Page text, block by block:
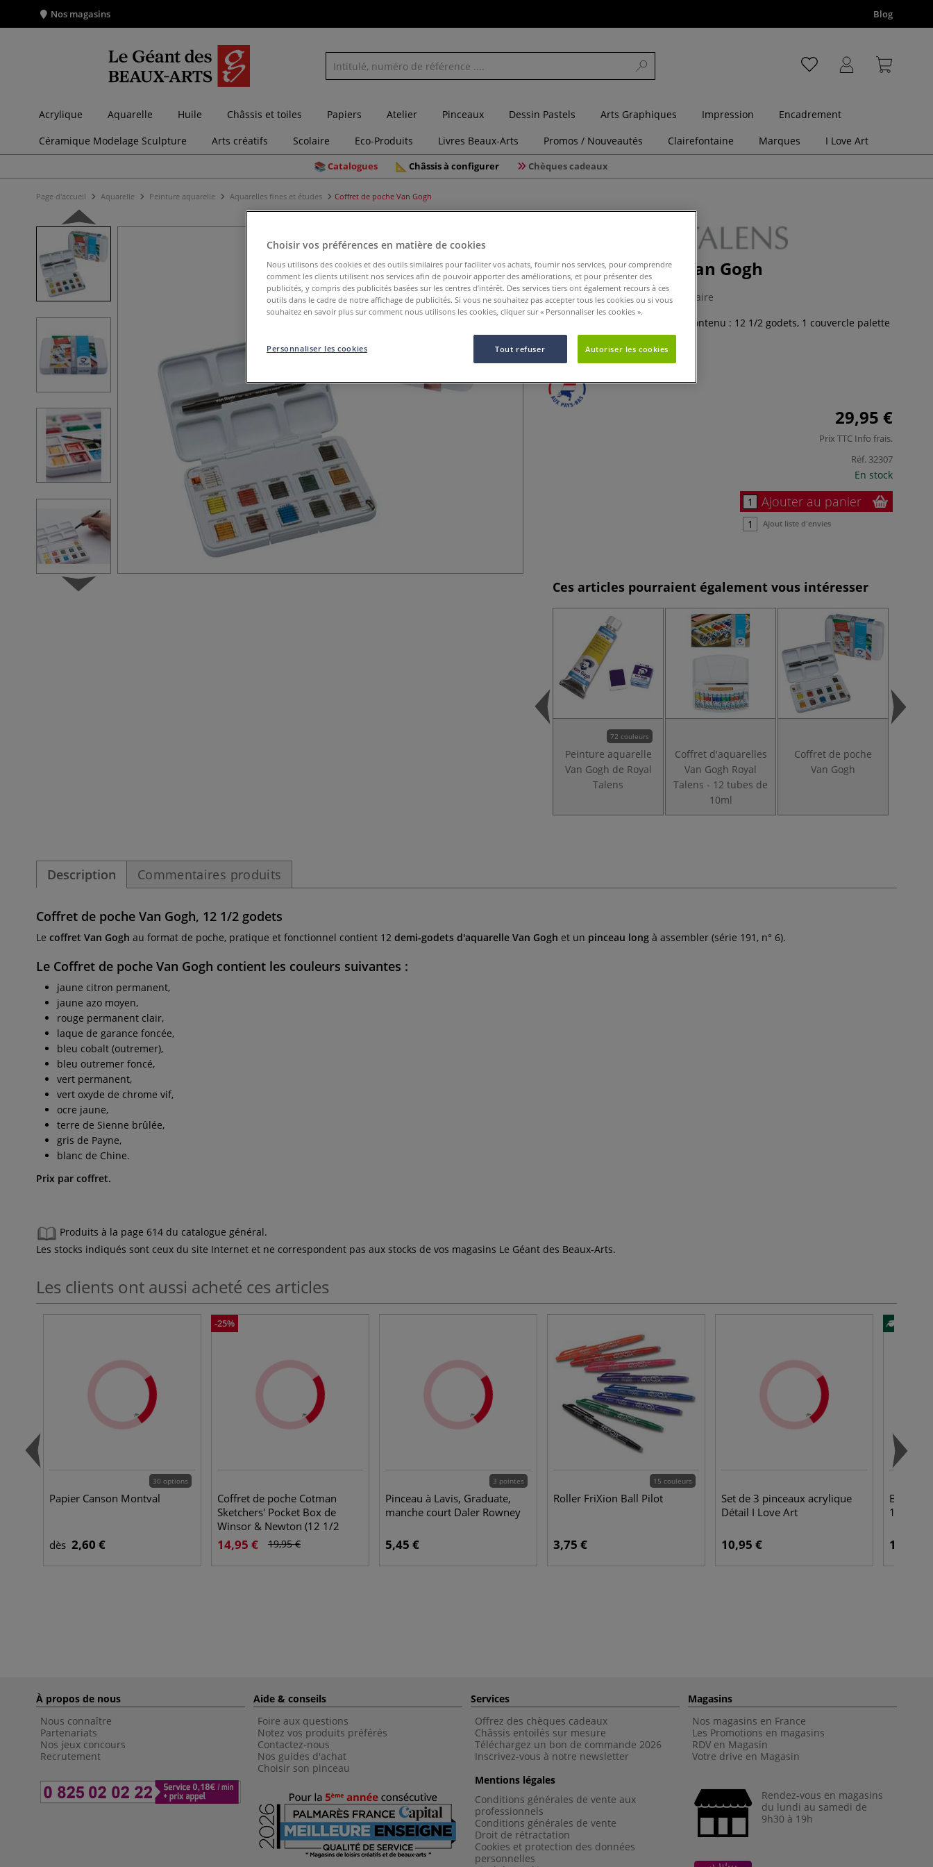
Nos magasins Blog
Acrylique Aquarelle Huile Châssis et toiles Papiers Atelier Pinceaux Dessin Pastels Arts Graphiques Impression
Encadrement
Céramique Modelage Sculpture
Arts créatifs Scolaire Eco-Produits Livres Beaux-Arts Promos / Nouveautés Clairefontaine Marques I Love Art
Catalogues Châssis à configurer Chèques cadeaux
Page d'accueil Aquarelle Peinture aquarelle Aquarelles fines et études Coffret de poche Van Gogh
Coffret de poche Van Gogh
1 Commentaire
Format compact très pratique. Contenu : 12 1/2 godets, 1 couvercle palette
amovible et 1 pinceau.
Plus
29,95 €
Prix TTC Info frais.
Réf. 32307
En stock
Ajouter au panier
Ajout liste d'envies
Ces articles pourraient également vous intéresser
72 couleurs
Peinture aquarelle
Van Gogh de Royal
Talens
Coffret d'aquarelles
Van Gogh Royal
Talens - 12 tubes de
10ml
Coffret de poche
Van Gogh
Description Commentaires produits
Coffret de poche Van Gogh, 12 1/2 godets
Le coffret Van Gogh au format de poche, pratique et fonctionnel contient 12 demi-godets d'aquarelle Van Gogh et un pinceau long à assembler (série 191, n° 6).
Le Coffret de poche Van Gogh contient les couleurs suivantes :
jaune citron permanent,
jaune azo moyen,
rouge permanent clair,
laque de garance foncée,
bleu cobalt (outremer),
bleu outremer foncé,
vert permanent,
vert oxyde de chrome vif,
ocre jaune,
terre de Sienne brûlée,
gris de Payne,
blanc de Chine.
Prix par coffret.
Produits à la page 614 du catalogue général.
Les stocks indiqués sont ceux du site Internet et ne correspondent pas aux stocks de vos magasins Le Géant des Beaux-Arts.
Les clients ont aussi acheté ces articles
30 options
Papier Canson Montval
dès 2,60 €
-25%
Coffret de poche Cotman
Sketchers' Pocket Box de
Winsor & Newton (12 1/2
godets)
14,95 € 19,95 €
3 pointes
Pinceau à Lavis, Graduate,
manche court Daler Rowney
5,45 €
15 couleurs
Roller FriXion Ball Pilot
3,75 €
Set de 3 pinceaux acrylique
Détail I Love Art
10,95 €
Bloc
160g/
18,50 €
À propos de nous
Nous connaître
Partenariats
Nos jeux concours
Recrutement
Aide & conseils
Foire aux questions
Notez vos produits préférés
Contactez-nous
Nos guides d'achat
Choisir son pinceau
Services
Offrez des chèques cadeaux
Châssis entoilés sur mesure
Téléchargez un bon de commande 2026
Inscrivez-vous à notre newsletter
Mentions légales
Conditions générales de vente aux
professionnels
Conditions générales de vente
Droit de rétractation
Cookies et protection des données
personnelles
Magasins
Nos magasins en France
Les Promotions en magasins
RDV en Magasin
Votre drive en Magasin
Rendez-vous en magasins
du lundi au samedi de
9h30 à 19h
Choisir vos préférences en matière de cookies
Nous utilisons des cookies et des outils similaires pour faciliter vos achats, fournir nos services, pour comprendre
comment les clients utilisent nos services afin de pouvoir apporter des améliorations, et pour présenter des
publicités, y compris des publicités basées sur les centres d’intérêt. Des services tiers ont également recours à ces
outils dans le cadre de notre affichage de publicités. Si vous ne souhaitez pas accepter tous les cookies ou si vous
souhaitez en savoir plus sur comment nous utilisons les cookies, cliquer sur « Personnaliser les cookies ».
Tout refuser Autoriser les cookies
Personnaliser les cookies